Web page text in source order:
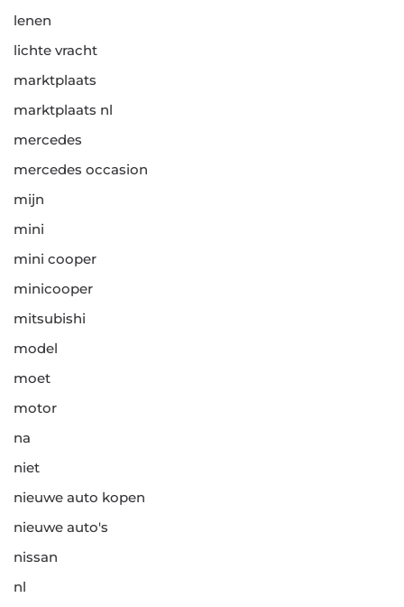
lenen
lichte vracht
marktplaats
marktplaats nl
mercedes
mercedes occasion
mijn
mini
mini cooper
minicooper
mitsubishi
model
moet
motor
na
niet
nieuwe auto kopen
nieuwe auto's
nissan
nl